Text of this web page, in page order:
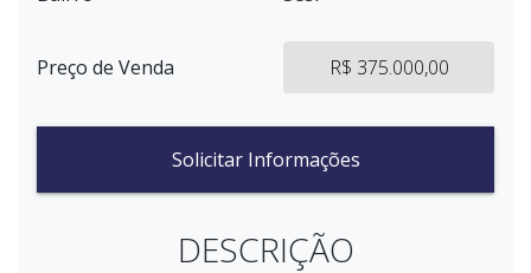
Preço de Venda R$ 375.000,00
Solicitar Informações
DESCRIÇÃO